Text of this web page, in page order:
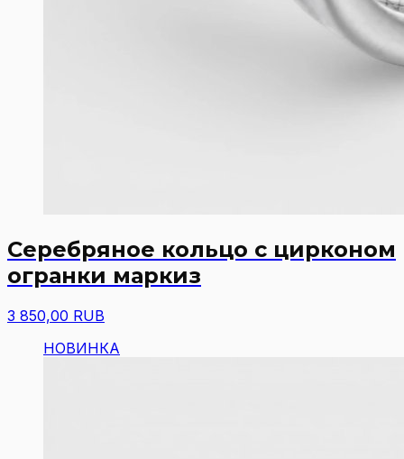
Серебряное кольцо с цирконом
огранки маркиз
3 850,00 RUB
НОВИНКА